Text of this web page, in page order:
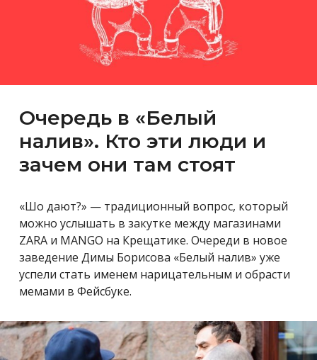
Очередь в «Белый
налив». Кто эти люди и
зачем они там стоят
«Шо дают?» — традиционный вопрос, который
можно услышать в закутке между магазинами
ZARA и MANGO на Крещатике. Очереди в новое
заведение Димы Борисова «Белый налив» уже
успели стать именем нарицательным и обрасти
мемами в Фейсбуке.